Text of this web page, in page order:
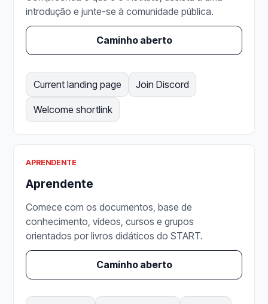
introdução e junte-se à comunidade pública.
Caminho aberto
Current landing page Join Discord
Welcome shortlink
APRENDENTE
Aprendente
Comece com os documentos, base de
conhecimento, vídeos, cursos e grupos
orientados por livros didáticos do START.
Caminho aberto